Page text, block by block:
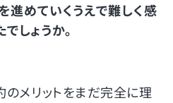
めていくうえで難しく感
しょうか。
メリットをまだ完全に理